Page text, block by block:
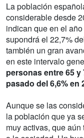
La población
considerable desde
indican que en el
supondrá el 22,7%
también un gran
en este intervalo
personas entre 65
pasado del 6,6% en
Aunque se las
la población que ya
muy activas, que